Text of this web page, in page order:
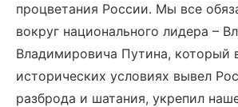
процветания России. Мы все
вокруг национального лидера –
Владимировича Путина, который
исторических условиях вывел
разброда и шатания, укрепил